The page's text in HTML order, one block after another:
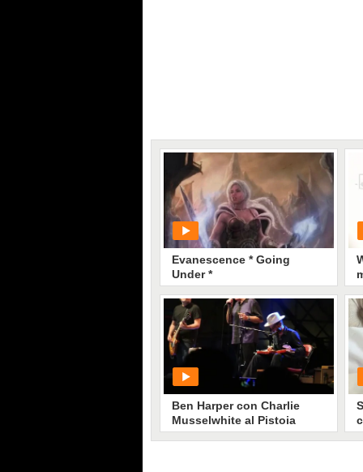
Evanescence * Going
Under *
21 Arte in Movimento
Ben Harper con Charlie
Musselwhite al Pistoia
Blues 2013